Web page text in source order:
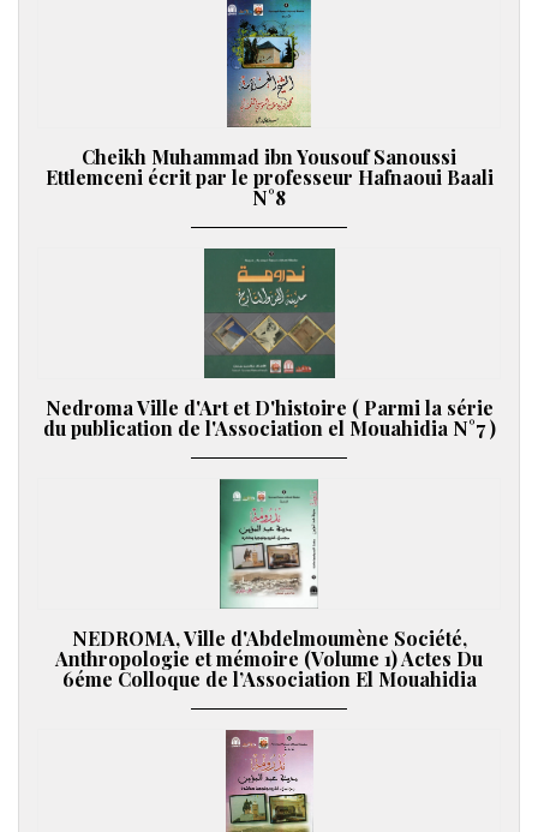
Cheikh Muhammad ibn Yousouf Sanoussi
Ettlemceni écrit par le professeur Hafnaoui Baali
N°8
Nedroma Ville d'Art et D'histoire ( Parmi la série
du publication de l'Association el Mouahidia N°7 )
NEDROMA, Ville d'Abdelmoumène Société,
Anthropologie et mémoire (Volume 1) Actes Du
6éme Colloque de l’Association El Mouahidia